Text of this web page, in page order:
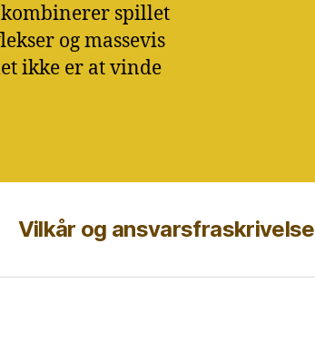
kombinerer spillet
og massevis
ikke er at vinde
Vilkår og ansvarsfraskrivelse